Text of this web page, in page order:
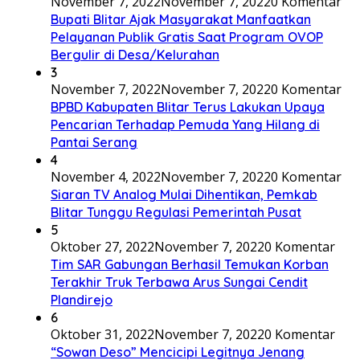
Bupati Blitar Ajak Masyarakat Manfaatkan
Pelayanan Publik Gratis Saat Program OVOP
Bergulir di Desa/Kelurahan
3
November 7, 2022November 7, 20220 Komentar
BPBD Kabupaten Blitar Terus Lakukan Upaya
Pencarian Terhadap Pemuda Yang Hilang di
Pantai Serang
4
November 4, 2022November 7, 20220 Komentar
Siaran TV Analog Mulai Dihentikan, Pemkab
Blitar Tunggu Regulasi Pemerintah Pusat
5
Oktober 27, 2022November 7, 20220 Komentar
Tim SAR Gabungan Berhasil Temukan Korban
Terakhir Truk Terbawa Arus Sungai Cendit
Plandirejo
6
Oktober 31, 2022November 7, 20220 Komentar
“Sowan Deso” Mencicipi Legitnya Jenang